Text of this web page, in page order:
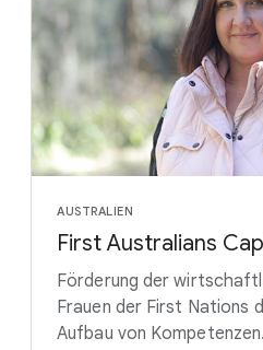
AUSTRALIEN
First Australians
Förderung der
Frauen der First Nations
Aufbau von Kompetenzen.